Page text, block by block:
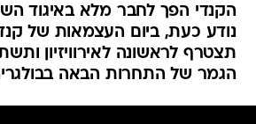
הקנדי הפך לחבר מלא באיגוד
נודע כעת, ביום העצמאות של
תצטרף לראשונה לאירוויזיון
הגמר של התחרות הבאה בבולגריה